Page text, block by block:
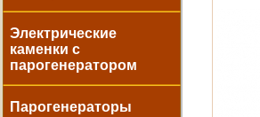
Электрические
каменки с
парогенератором
Парогенераторы